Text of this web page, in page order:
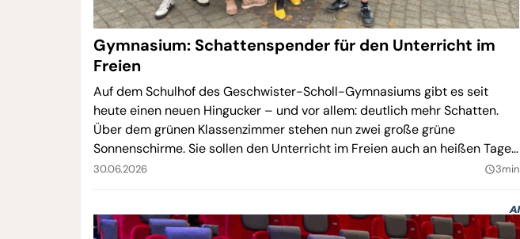
Gymnasium: Schattenspender für den Unterricht im
Freien
Auf dem Schulhof des Geschwister-Scholl-Gymnasiums gibt es seit
heute einen neuen Hingucker – und vor allem: deutlich mehr Schatten.
Über dem grünen Klassenzimmer stehen nun zwei große grüne
Sonnenschirme. Sie sollen den Unterricht im Freien auch an heißen Tagen
angenehmer machen.
30.06.2026 query_builder3min